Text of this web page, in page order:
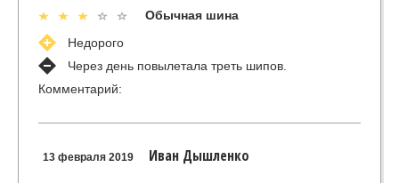
Обычная шина
Недорого
Через день повылетала треть шипов.
Комментарий:
13 февраля 2019 Иван Дышленко